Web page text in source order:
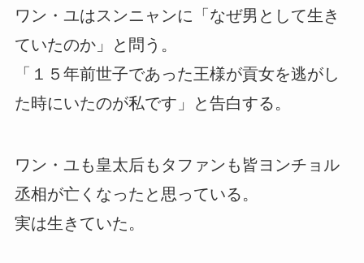
ワン・ユはスンニャンに「なぜ男として生き
ていたのか」と問う。
「１５年前世子であった王様が貢女を逃がし
た時にいたのが私です」と告白する。
ワン・ユも皇太后もタファンも皆ヨンチョル
丞相が亡くなったと思っている。
実は生きていた。